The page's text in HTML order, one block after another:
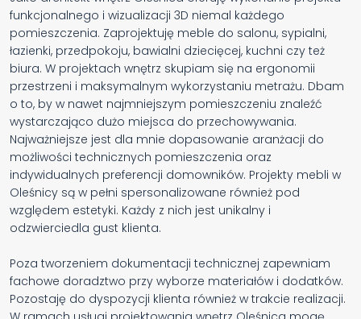
funkcjonalnego i wizualizacji 3D niemal każdego
pomieszczenia. Zaprojektuję meble do salonu, sypialni,
łazienki, przedpokoju, bawialni dziecięcej, kuchni czy też
biura. W projektach wnętrz skupiam się na ergonomii
przestrzeni i maksymalnym wykorzystaniu metrażu. Dbam
o to, by w nawet najmniejszym pomieszczeniu znaleźć
wystarczająco dużo miejsca do przechowywania.
Najważniejsze jest dla mnie dopasowanie aranżacji do
możliwości technicznych pomieszczenia oraz
indywidualnych preferencji domowników. Projekty mebli w
Oleśnicy są w pełni spersonalizowane również pod
względem estetyki. Każdy z nich jest unikalny i
odzwierciedla gust klienta.
Poza tworzeniem dokumentacji technicznej zapewniam
fachowe doradztwo przy wyborze materiałów i dodatków.
Pozostaję do dyspozycji klienta również w trakcie realizacji.